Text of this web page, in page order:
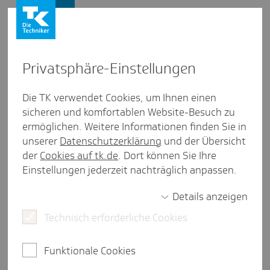
Mit Tele­kon­silen Exper­tise in die
Fläche bringen
Artikel aus Meck­len­burg-Vorpom­mern
Die medizinische Versorgung befindet sich im
eine weitere Verbesserung der Versorgung in
Presse und Politik Innovationen
Privat­sphäre-Einstel­lungen
Die TK verwendet Cookies, um Ihnen einen
sicheren und komfortablen Website-Besuch zu
ermöglichen. Weitere Informationen finden Sie in
unserer Datenschutzerklärung und der Übersicht
der Cookies auf tk.de. Dort können Sie Ihre
Einstellungen jederzeit nachträglich anpassen.
Details anzeigen
Technisch erforderliche Cookies
Funktionale Cookies